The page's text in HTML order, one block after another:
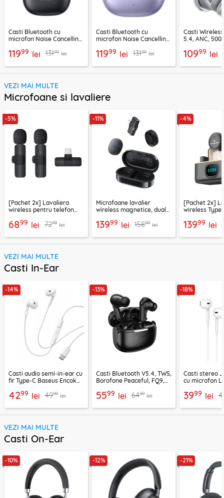
Casti Bluetooth cu
microfon Noise Cancelling
11999 lei 13199 lei
Casti Bluetooth cu
microfon Noise Cancelling
11999 lei 13199 lei
Casti
5.4, ANC,
10999 lei
VEZI MAI MULTE
Microfoane si lavaliere
-5%
[Pachet 2x] Lavaliera
wireless pentru telefon
XtreamMic LW2
6899 lei 7299 lei
-11%
Microfoane lavalier
wireless magnetice, dual
13999 lei 15899 lei
-4%
[Pachet 2x]
wireless
13999 lei
VEZI MAI MULTE
Casti In-Ear
-14%
Casti audio semi-in-ear cu
fir Type-C Baseus Encok
4299 lei 4999 lei
-13%
Casti Bluetooth V5.4, TWS,
Borofone Peaceful, FQ9,
5599 lei 6499 lei
-18%
Casti stereo
cu microfon
3999 lei
VEZI MAI MULTE
Casti On-Ear
-10% -12% -21%